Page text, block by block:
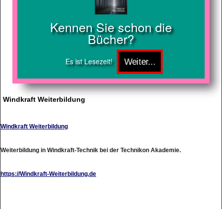
Kennen Sie schon die
Bücher?
Es ist Lesezeit!
Windkraft Weiterbildung
Windkraft Weiterbildung
Weiterbildung in Windkraft-Technik bei der Technikon Akademie.
https://Windkraft-Weiterbildung.de